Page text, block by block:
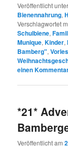
Veröffentlicht unter
Bienennahrung,
Verschlagwortet
Schulbiene,
Munique,Kinder,
Bamberg",
einen
*21*
Veröffentlicht am